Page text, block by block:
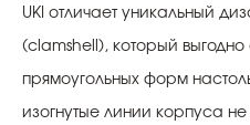
UKI отличает уникальный
(clamshell), который выгодно
прямоугольных форм
изогнутые линии корпуса